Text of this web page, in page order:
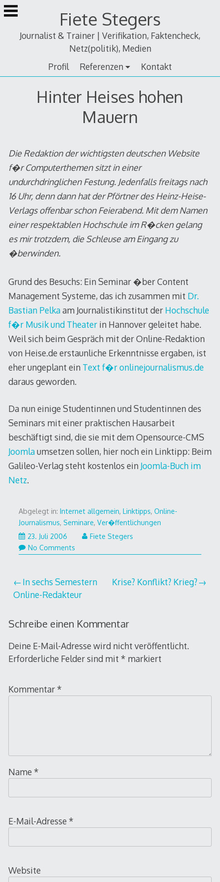
Zum
Inhalt
Fiete Stegers
Journalist & Trainer | Verifikation, Faktencheck,
Netz(politik), Medien
Profil
Referenzen Kontakt
Hinter Heises hohen
Mauern
Die Redaktion der wichtigsten deutschen Website
f�r Computerthemen sitzt in einer
undurchdringlichen Festung. Jedenfalls freitags nach
16 Uhr, denn dann hat der Pförtner des Heinz-Heise-
Verlags offenbar schon Feierabend. Mit dem Namen
einer respektablen Hochschule im R�cken gelang
es mir trotzdem, die Schleuse am Eingang zu
�berwinden.
Grund des Besuchs: Ein Seminar �ber Content
Management Systeme, das ich zusammen mit Dr.
Bastian Pelkaam Journalistikinstitut der Hochschule
f�r Musik und Theater in Hannover geleitet habe.
Weil sich beim Gespräch mit der Online-Redaktion
von Heise.de erstaunliche Erkenntnisse ergaben, ist
eher ungeplant ein Text f�r onlinejournalismus.de
daraus geworden.
Da nun einige Studentinnen und Studentinnen des
Seminars mit einer praktischen Hausarbeit
beschäftigt sind, die sie mit dem Opensource-CMS
Joomlaumsetzen sollen, hier noch ein Linktipp: Beim
Galileo-Verlag steht kostenlos ein Joomla-Buch im
Netz.
Abgelegt in: Internet allgemein, Linktipps, Online-
Journalismus, Seminare, Ver�ffentlichungen
23. Juli 200625.
Juli
Fiete Stegers
No Comments
Beitragsnavigation
In sechs Semestern
Online-Redakteur
Krise? Konflikt? Krieg?
Schreibe einen Kommentar
Deine E-Mail-Adresse wird nicht veröffentlicht.
Erforderliche Felder sind mit * markiert
Kommentar *
Name *
E-Mail-Adresse *
Website